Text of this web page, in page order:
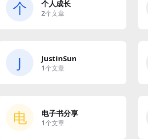
个 个人成长
2个文章
J JustinSun
1个文章
电 电子书分享
1个文章